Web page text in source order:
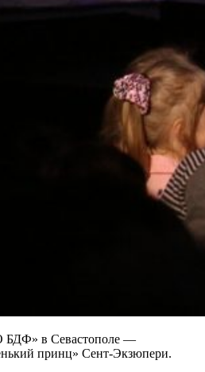
БДФ» в Севастополе —
принц» Сент-Экзюпери.